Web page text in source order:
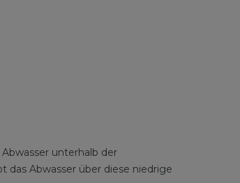
unterhalb der
das Abwasser über diese niedrige